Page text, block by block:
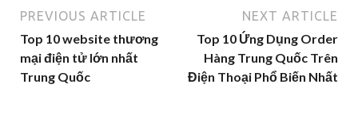
PREVIOUS ARTICLE
Top 10 website thương
mại điện tử lớn nhất
Trung Quốc
NEXT ARTICLE
Top 10 Ứng Dụng Order
Hàng Trung Quốc Trên
Điện Thoại Phổ Biến Nhất